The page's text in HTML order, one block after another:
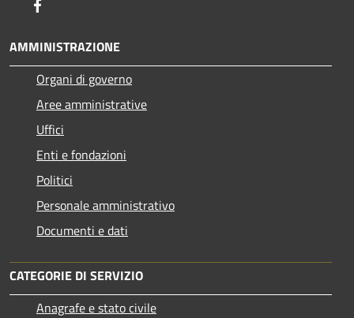
AMMINISTRAZIONE
Organi di governo
Aree amministrative
Uffici
Enti e fondazioni
Politici
Personale amministrativo
Documenti e dati
CATEGORIE DI SERVIZIO
Anagrafe e stato civile